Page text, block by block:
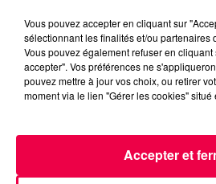
INFOS
Vous pouvez accepter en cliquant sur
sélectionnant les finalités et/ou partenaires
Vous pouvez également refuser en
accepter". Vos préférences ne
pouvez mettre à jour vos choix, ou retirer
moment via le lien "Gérer les cookies"
Accepter et